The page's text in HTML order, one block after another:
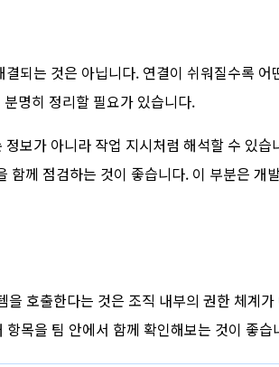
되는 것은 아닙니다. 연결이 쉬워질수록 어
명히 정리할 필요가 있습니다.
보가 아니라 작업 지시처럼 해석할 수 있습
함께 점검하는 것이 좋습니다. 이 부분은 개
호출한다는 것은 조직 내부의 권한 체계가
목을 팀 안에서 함께 확인해보는 것이 좋습